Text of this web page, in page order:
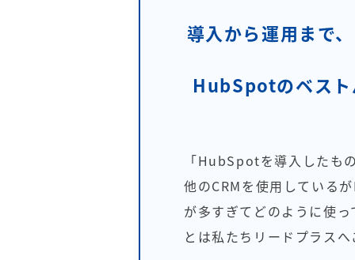
導入から運用まで
HubSpotのベスト
「HubSpotを導入したも
他のCRMを使用している
が多すぎてどのように使
とは私たちリードプラス